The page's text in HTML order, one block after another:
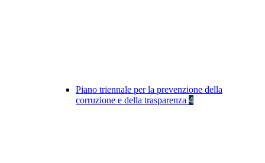
Piano triennale per la prevenzione della
corruzione e della trasparenza 4